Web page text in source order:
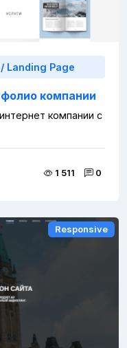
/ Landing Page
компании
компании с
1 511 0
Responsive
Responsive